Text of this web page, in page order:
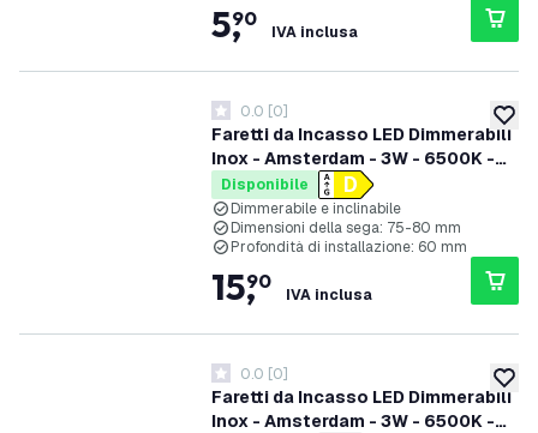
5,
90
IVA inclusa
Faretti da Incasso LED Dimmerabili
Inox - Amsterdam - 3W - 6500K -
ø82mm - 3 pack
0 stelle di valutazione
0.0 [0]
Disponibile
Dimmerabile e inclinabile
Dimensioni della sega: 75-80 mm
Profondità di installazione: 60 mm
15,
90
IVA inclusa
Faretti da Incasso LED Dimmerabili
Inox - Amsterdam - 3W - 6500K -
0 stelle di valutazione
0.0 [0]